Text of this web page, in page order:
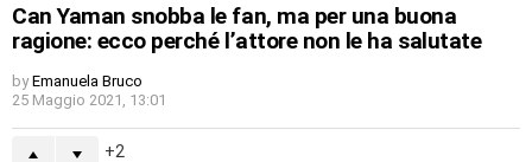
Can Yaman snobba le fan, ma per una buona
ragione: ecco perché l’attore non le ha salutate
by Emanuela Bruco
25 Maggio 2021, 13:01
2